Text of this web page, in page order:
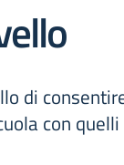
di
con